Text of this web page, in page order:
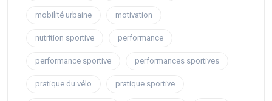
mobilité urbaine motivation
nutrition sportive performance
performance sportive performances sportives
pratique du vélo pratique sportive